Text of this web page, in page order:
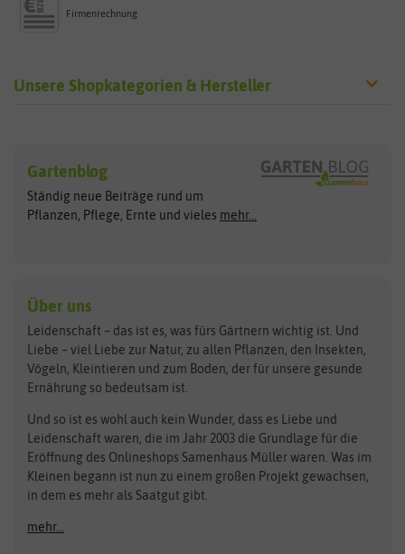
Firmenrechnung
Unsere Shopkategorien & Hersteller
Exotische Samen
Gemüsesamen
Gründünger
Kräutersamen
Obstsamen
Pilzbrut
Rasensamen
Steckzwiebeln
Zimmer & Kübelpflanzen
Kataloge
Schnäppchen
Anzucht & Gartenzubehör
Anzuchtschalen
Arche Noah
ASB Greenworld
Benary
Bingenheimer Saatgut
Bionana
BIOWOL
Blumicorn
Bûten Birds
Clever Pots
COMPO
Dürr-Samen
Feldsaaten Freudenberger
Fertil
Flora Elite
Gartenblog
Ständig neue Beiträge rund um
Pflanzen, Pflege, Ernte und vieles mehr...
Über uns
Leidenschaft – das ist es, was fürs Gärtnern wichtig ist. Und
Liebe – viel Liebe zur Natur, zu allen Pflanzen, den Insekten,
Vögeln, Kleintieren und zum Boden, der für unsere gesunde
Ernährung so bedeutsam ist.
Und so ist es wohl auch kein Wunder, dass es Liebe und
Leidenschaft waren, die im Jahr 2003 die Grundlage für die
Eröffnung des Onlineshops Samenhaus Müller waren. Was im
Kleinen begann ist nun zu einem großen Projekt gewachsen,
in dem es mehr als Saatgut gibt.
mehr...